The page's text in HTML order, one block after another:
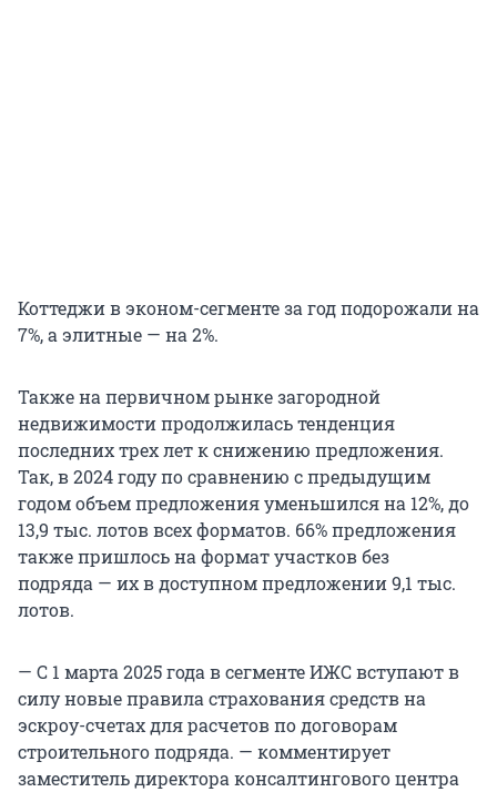
Коттеджи в эконом-сегменте за год подорожали на
7%, а элитные — на 2%.
Также на первичном рынке загородной
недвижимости продолжилась тенденция
последних трех лет к снижению предложения.
Так, в 2024 году по сравнению с предыдущим
годом объем предложения уменьшился на 12%, до
13,9 тыс. лотов всех форматов. 66% предложения
также пришлось на формат участков без
подряда — их в доступном предложении 9,1 тыс.
лотов.
— С 1 марта 2025 года в сегменте ИЖС вступают в
силу новые правила страхования средств на
эскроу-счетах для расчетов по договорам
строительного подряда. — комментирует
заместитель директора консалтингового центра